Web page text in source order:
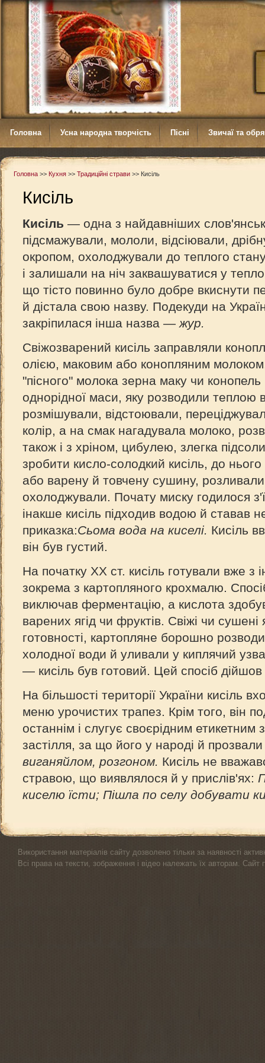
Головна Усна народна творчість Пісні Звичаї та
Головна >> Кухня >> Традиційні страви >> Кисіль
Кисіль
Кисіль — одна з найдавніших
підсмажували, мололи, відсіювали,
окропом, охолоджували до теплого
і залишали на ніч заквашуватися у
що тісто повинно було добре вкиснути
й дістала свою назву. Подекуди на
закріпилася інша назва —жур.
Свіжозварений кисіль заправляли
олією, маковим або конопляним
"пісного" молока зерна маку чи конопель
однорідної маси, яку розводили теплою
розмішували, відстоювали,
колір, а на смак нагадувала молоко,
також і з хріном, цибулею, злегка
зробити кисло-солодкий кисіль, до
або варену й товчену сушину,
охолоджували. Почату миску годилося
інакше кисіль підходив водою й ставав
приказка:Сьома вода на киселі. Кисіль
він був густий.
На початку XX ст. кисіль готували вже з
зокрема з картопляного крохмалю.
виключав ферментацію, а кислота
варених ягід чи фруктів. Свіжі чи
готовності, картопляне борошно
холодної води й уливали у киплячий
— кисіль був готовий. Цей спосіб
На більшості території України кисіль
меню урочистих трапез. Крім того, він
останнім і слугує своєрідним етикетним
застілля, за що його у народі й
виганяйлом, розгоном. Кисіль не
стравою, що виявлялося й у прислів'ях:
киселю їсти; Пішла по селу добувати
Використання матеріалів сайту дозволено тільки за наявності
Всі права на тексти, зображення і відео належать їх авторам.